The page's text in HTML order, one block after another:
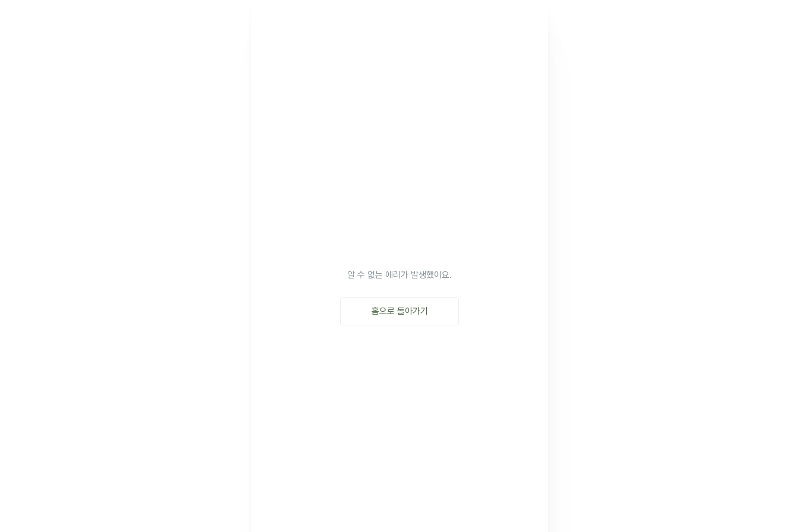
알 수 없는 에러가 발생했어요.
홈으로 돌아가기